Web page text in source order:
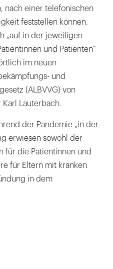
nach einer telefonischen
feststellen können.
„auf in der jeweiligen
und Patienten“
im neuen
und
(ALBVVG) von
Lauterbach.
der Pandemie „in der
erwiesen sowohl der
für die Patientinnen und
für Eltern mit kranken
in dem